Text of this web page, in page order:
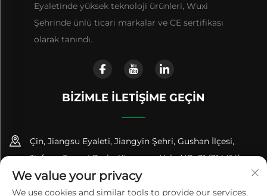
Eyaletinde yüksek teknoloji ürünleri, Wuxi
Şehrinde ünlü ticari markalar ve CE sertifikası
olarak tanındı.
BIZIMLE İLETIŞIME GEÇIN
Çin, Jiangsu Eyaleti, Jiangyin Şehri, Gushan İlçesi,
Jiefang Sanayi Parkı, Xingyuan Yolu NO. 31 (214414)
+86-18961600368
We value your privacy
We use cookies and similar tools to provide our services.